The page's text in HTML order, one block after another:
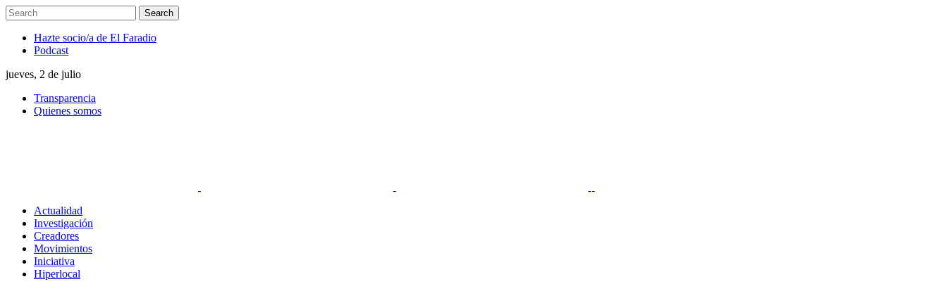
Hazte socio/a de El Faradio
Podcast
jueves, 2 de julio
Transparencia
Quienes somos
Actualidad
Investigación
Creadores
Movimientos
Iniciativa
Hiperlocal